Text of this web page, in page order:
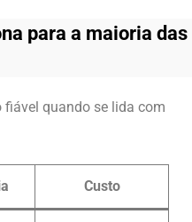
para a maioria das
quando se lida com
Custo